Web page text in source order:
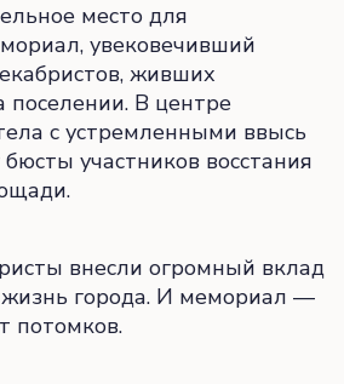
место для
увековечивший
живших
поселении. В центре
с устремленными ввысь
участников восстания
внесли огромный вклад
города. И мемориал —
потомков.